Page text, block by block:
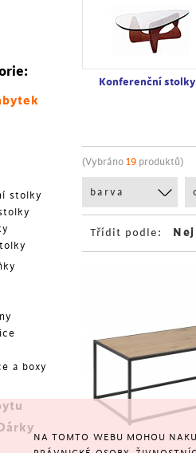
Konferenční stolky
(Vybráno 19 produktů)
barva
Třídit podle:
stolky
a boxy
NA TOMTO WEBU MOHOU